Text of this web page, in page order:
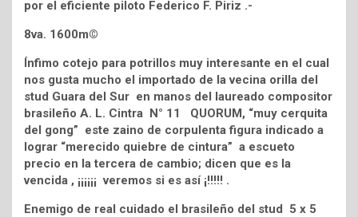
por el eficiente piloto Federico F. Piriz .-
8va. 1600m©
Ínfimo cotejo para potrillos muy interesante en el cual
nos gusta mucho el importado de la vecina orilla del
stud Guara del Sur en manos del laureado compositor
brasileño A. L. Cintra N° 11 QUORUM, “muy cerquita
del gong” este zaino de corpulenta figura indicado a
lograr “merecido quiebre de cintura” a escueto
precio en la tercera de cambio; dicen que es la
vencida , ¡¡¡¡¡¡ veremos si es así ¡!!!!! .
Enemigo de real cuidado el brasileño del stud 5 x 5